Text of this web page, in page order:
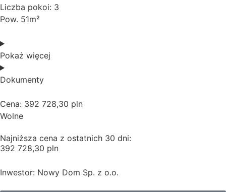
Liczba pokoi: 3
Pow. 51m²
Pokaż więcej
Dokumenty
Cena: 392 728,30 pln
Wolne
Najniższa cena z ostatnich 30 dni:
392 728,30 pln
Inwestor: Nowy Dom Sp. z o.o.